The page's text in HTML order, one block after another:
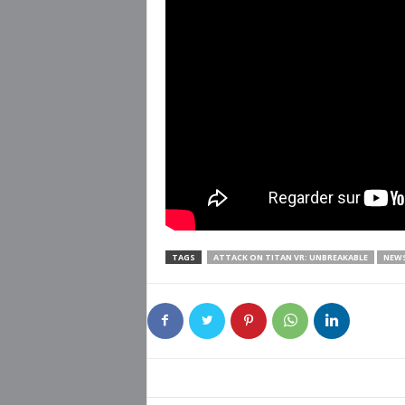
TAGS ATTACK ON TITAN VR: UNBREAKABLE